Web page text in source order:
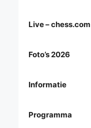
Live – chess.com
Foto’s 2026
Informatie
Programma